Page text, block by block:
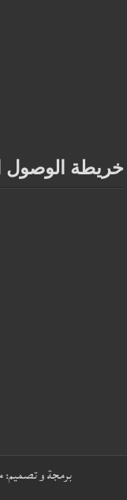
خريطة الوصول
برمجة و تصميم: